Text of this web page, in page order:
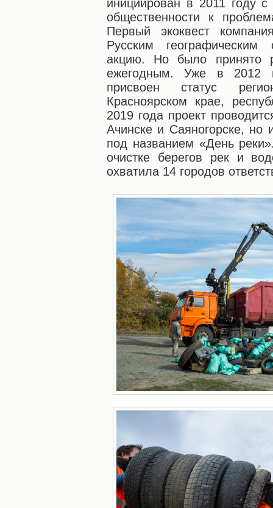
инициирован в 2011 году
общественности к
Первый экоквест
Русским
акцию. Но было принято
ежегодным. Уже в 2012
присвоен статус
Красноярском крае,
2019 года проект
Ачинске и Саяногорске, но
под названием «День
очистке берегов рек и
охватила 14 городов